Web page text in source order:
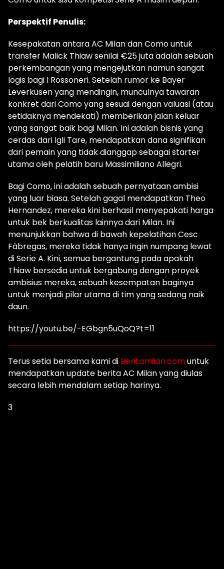
Perspektif Penulis:
Kesepakatan antara AC Milan dan Como untuk
transfer Malick Thiaw senilai €25 juta adalah sebuah
perkembangan yang mengejutkan namun sangat
logis bagi I Rossoneri. Setelah rumor ke Bayer
Leverkusen yang mendingin, munculnya tawaran
konkret dari Como yang sesuai dengan valuasi (atau
setidaknya mendekati) memberikan jalan keluar
yang sangat baik bagi Milan. Ini adalah bisnis yang
cerdas dari Igli Tare, mendapatkan dana signifikan
dari pemain yang tidak dianggap sebagai starter
utama oleh pelatih baru Massimiliano Allegri.
Bagi Como, ini adalah sebuah pernyataan ambisi
yang luar biasa. Setelah gagal mendapatkan Theo
Hernandez, mereka kini berhasil menyepakati harga
untuk bek berkualitas lainnya dari Milan. Ini
menunjukkan bahwa di bawah kepelatihan Cesc
Fàbregas, mereka tidak hanya ingin numpang lewat
di Serie A. Kini, semua bergantung pada apakah
Thiaw bersedia untuk bergabung dengan proyek
ambisius mereka, sebuah kesempatan baginya
untuk menjadi pilar utama di tim yang sedang naik
daun.
https://youtu.be/-EGbgn5uQoQ?t=11
Terus setia bersama kami di Beritamilan.comuntuk
mendapatkan update berita AC Milan yang diulas
secara lebih mendalam setiap harinya.
3